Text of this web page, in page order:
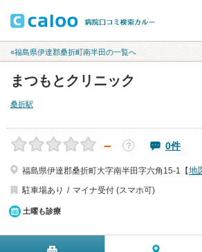
«福島県伊達郡桑折町南半田の一覧へ
まつもとクリニック
桑折駅
－ ？ 0件
福島県伊達郡桑折町大字南半田字六角15-1【地
駐車場あり
マイナ受付 (スマホ可)
土曜も診療